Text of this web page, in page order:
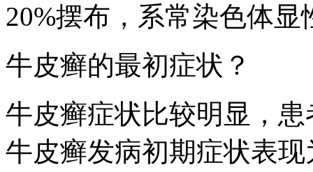
20%摆布，系常染色体
牛皮癣的最初症状？
牛皮癣症状比较明显，
牛皮癣发病初期症状表